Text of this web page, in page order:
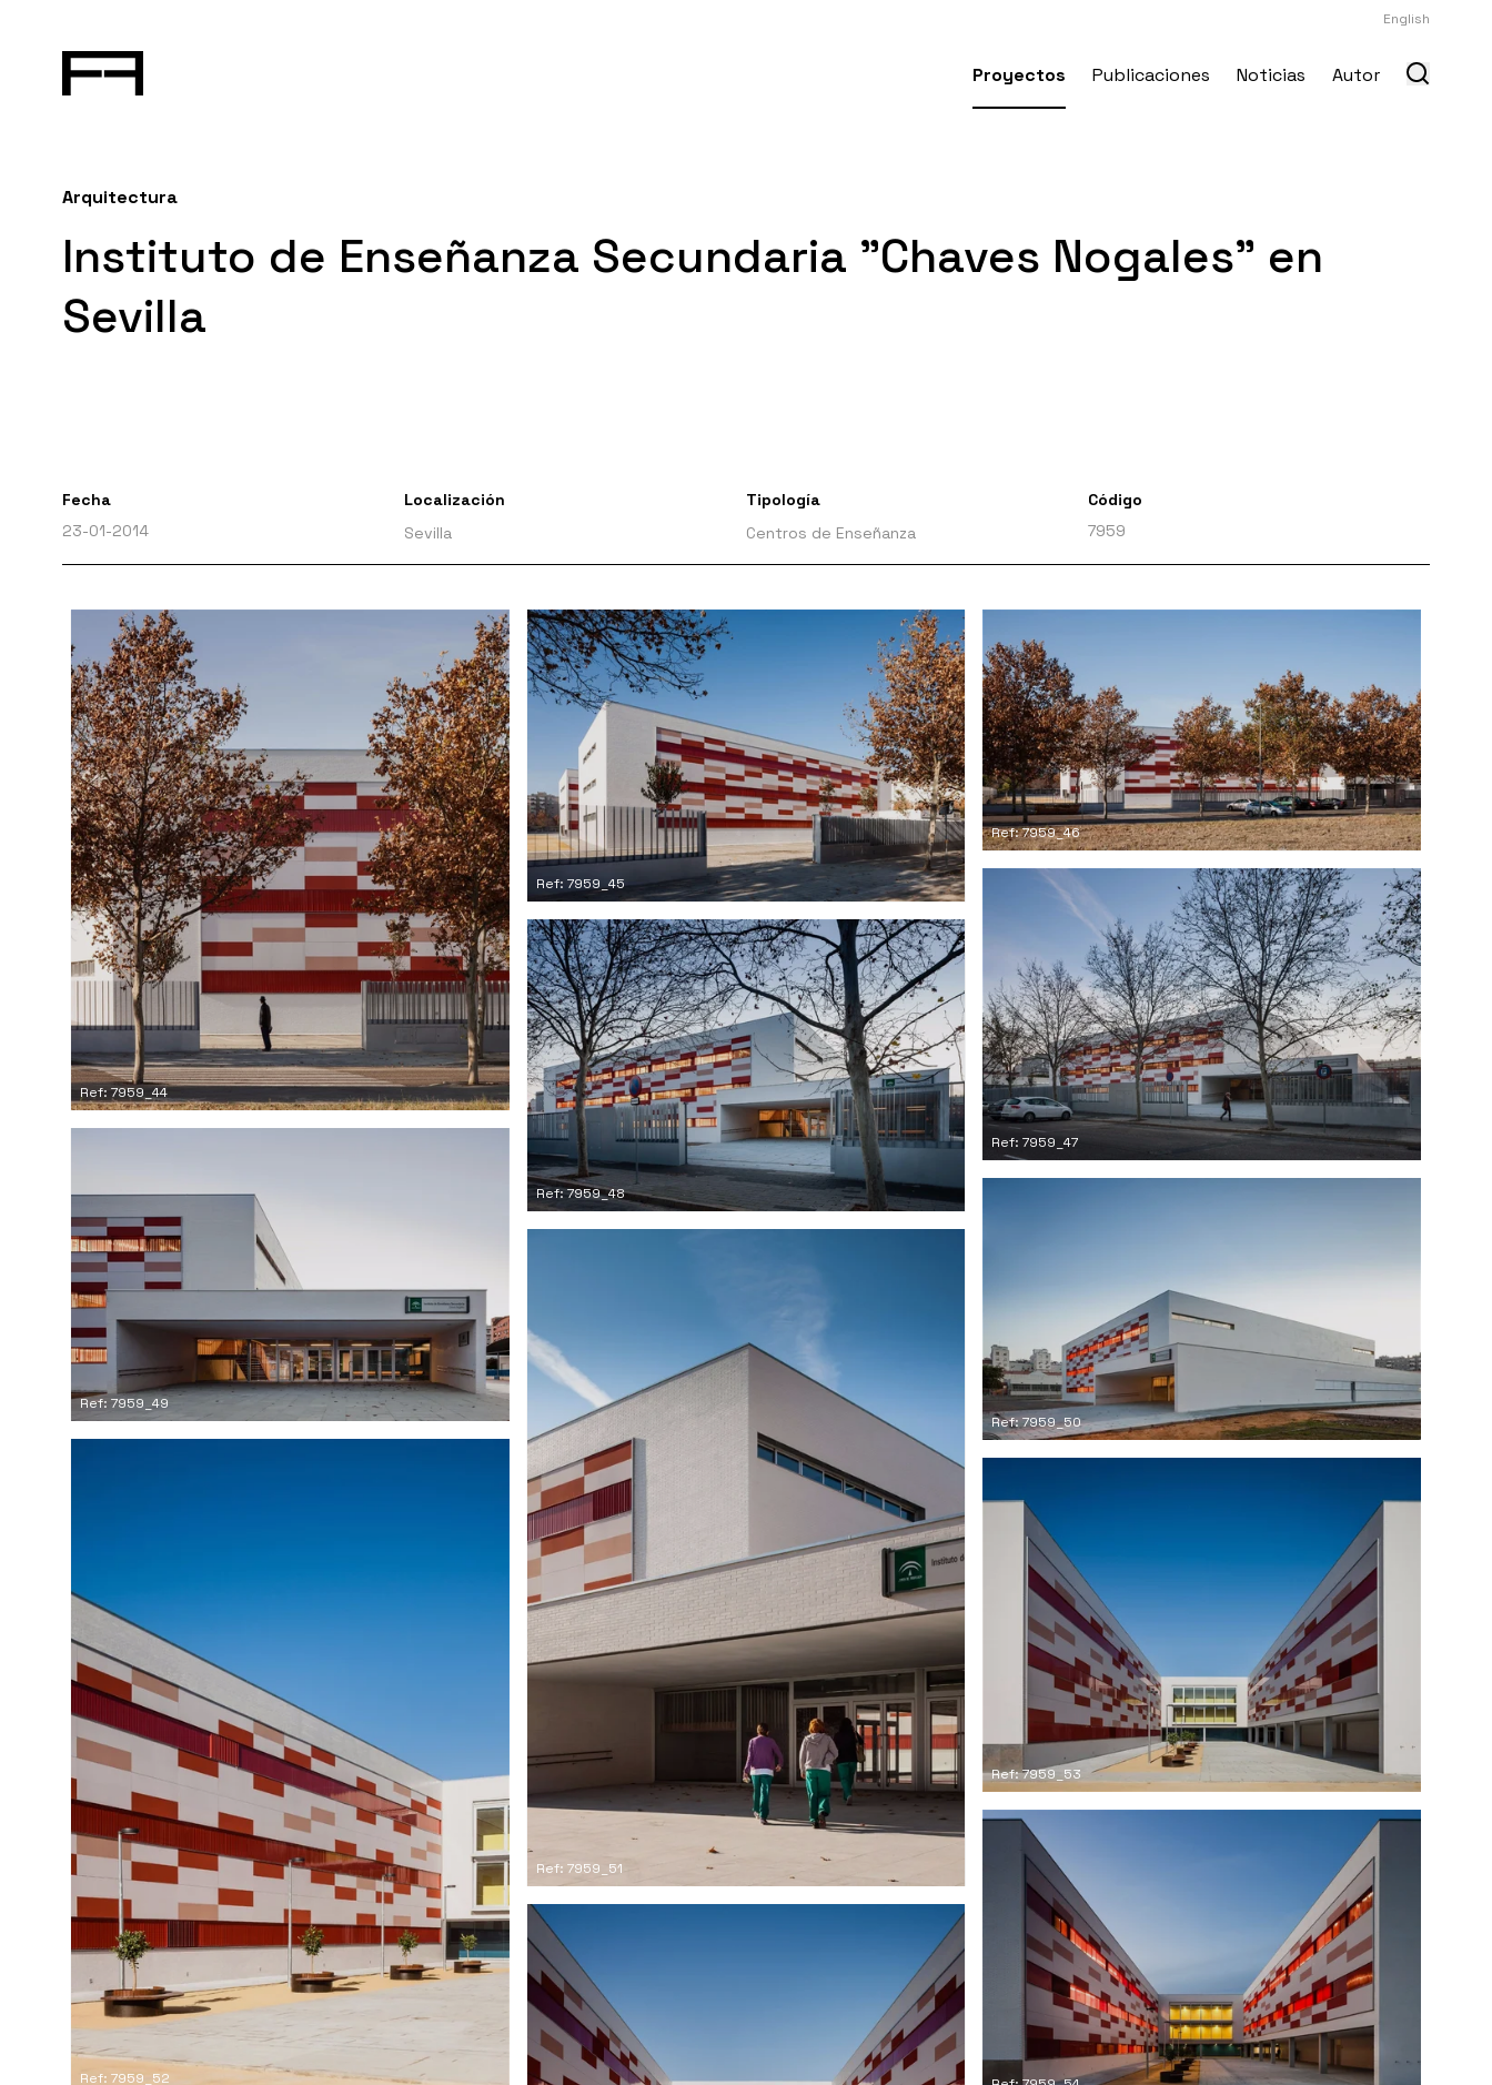
English
Proyectos Publicaciones Noticias Autor
Arquitectura
Instituto de Enseñanza Secundaria "Chaves Nogales" en
Sevilla
Fecha
23-01-2014
Localización
Sevilla
Tipología
Centros de Enseñanza
Código
7959
Ref: 7959_44
Ref: 7959_45
Ref: 7959_46
Ref: 7959_47
Ref: 7959_48
Ref: 7959_49
Ref: 7959_50
Ref: 7959_51
Ref: 7959_52
Ref: 7959_53